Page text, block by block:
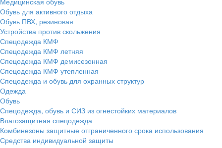
Обувь для активного отдыха
Обувь ПВХ, резиновая
Устройства против скольжения
Спецодежда КМФ
Спецодежда КМФ летняя
Спецодежда КМФ демисезонная
Спецодежда КМФ утепленная
Спецодежда и обувь для охранных структур
Одежда
Обувь
Спецодежда, обувь и СИЗ из огнестойких материалов
Влагозащитная спецодежда
Комбинезоны защитные отграниченного срока использования
Средства индивидуальной защиты